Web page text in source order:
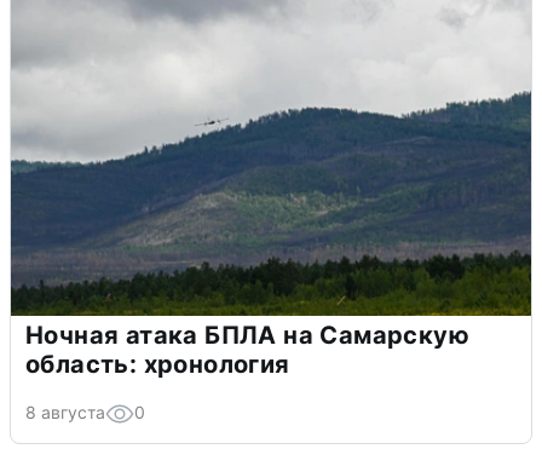
Ночная атака БПЛА на Самарскую
область: хронология
8 августа 0